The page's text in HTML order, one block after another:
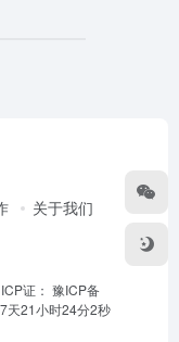
关于我们
证： 豫ICP备
天21小时24分2秒